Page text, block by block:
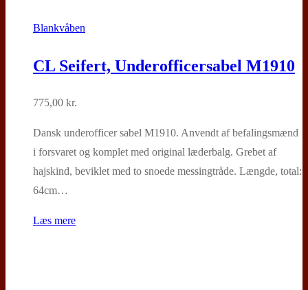
Blankvåben
CL Seifert, Underofficersabel M1910
775,00 kr.
Dansk underofficer sabel M1910. Anvendt af befalingsmænd
i forsvaret og komplet med original læderbalg. Grebet af
hajskind, beviklet med to snoede messingtråde. Længde, total:
64cm…
Læs mere